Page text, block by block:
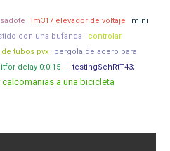
lm317 elevador de voltaje
mini
con una bufanda
controlar
tubos pvx
pergola de acero para
delay 0:0:15 --
testingSehRtT43;
a una bicicleta